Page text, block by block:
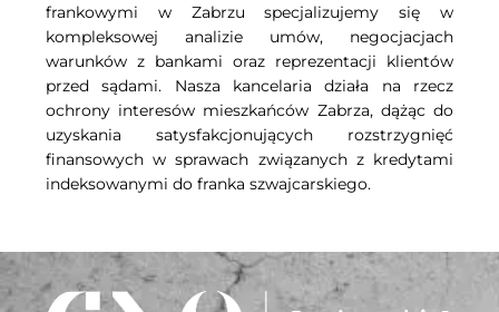
frankowymi w Zabrzu specjalizujemy się w
kompleksowej analizie umów, negocjacjach
warunków z bankami oraz reprezentacji klientów
przed sądami. Nasza kancelaria działa na rzecz
ochrony interesów mieszkańców Zabrza, dążąc do
uzyskania satysfakcjonujących rozstrzygnięć
finansowych w sprawach związanych z kredytami
indeksowanymi do franka szwajcarskiego.